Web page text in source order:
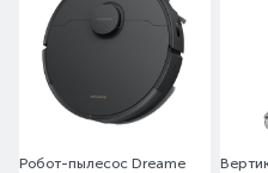
Робот-пылесос Dreame